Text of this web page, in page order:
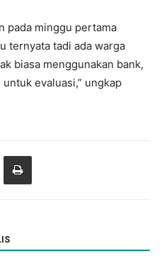
pada minggu pertama
ternyata tadi ada warga
biasa menggunakan bank,
evaluasi,” ungkap